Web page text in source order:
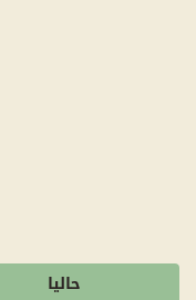
حاليا